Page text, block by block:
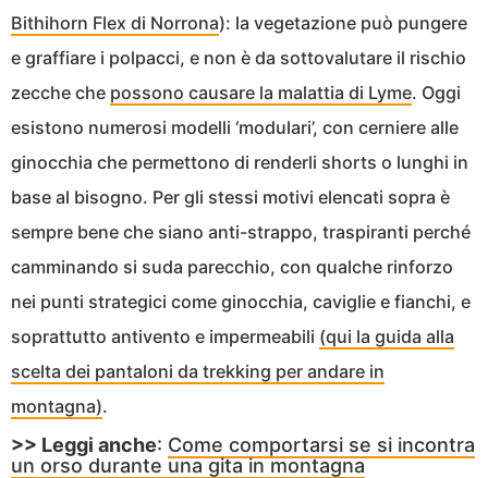
Bithihorn Flex di Norrona): la vegetazione può pungere
e graffiare i polpacci, e non è da sottovalutare il rischio
zecche che possono causare la malattia di Lyme. Oggi
esistono numerosi modelli ‘modulari’, con cerniere alle
ginocchia che permettono di renderli shorts o lunghi in
base al bisogno. Per gli stessi motivi elencati sopra è
sempre bene che siano anti-strappo, traspiranti perché
camminando si suda parecchio, con qualche rinforzo
nei punti strategici come ginocchia, caviglie e fianchi, e
soprattutto antivento e impermeabili (qui la guida alla
scelta dei pantaloni da trekking per andare in
montagna).
>> Leggi anche: Come comportarsi se si incontra
un orso durante una gita in montagna